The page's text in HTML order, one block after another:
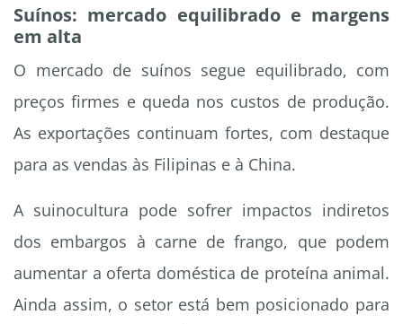
Suínos: mercado equilibrado e margens
em alta
O mercado de suínos segue equilibrado, com
preços firmes e queda nos custos de produção.
As exportações continuam fortes, com destaque
para as vendas às Filipinas e à China.
A suinocultura pode sofrer impactos indiretos
dos embargos à carne de frango, que podem
aumentar a oferta doméstica de proteína animal.
Ainda assim, o setor está bem posicionado para